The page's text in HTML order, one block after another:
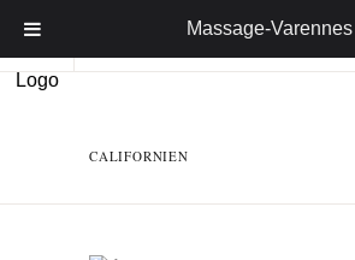
CALIFORNIEN
Massage-Varennes